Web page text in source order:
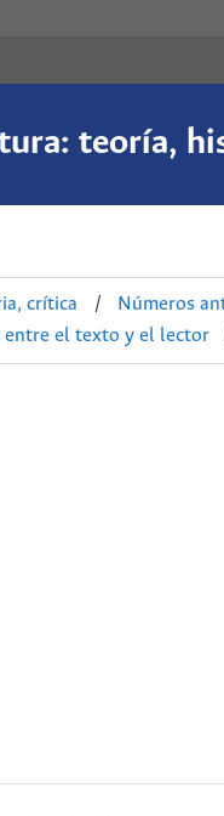
teoría,
crítica / Números
entre el texto y el lector